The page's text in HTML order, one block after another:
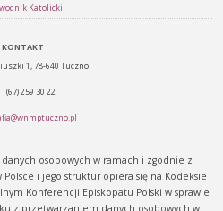
Katolicki
KONTAKT
1, 78-640 Tuczno
(67) 259 30 22
osobowych w ramach i zgodnie z
i jego struktur opiera się na Kodeksie
Konferencji Episkopatu Polski w sprawie
z przetwarzaniem danych osobowych w